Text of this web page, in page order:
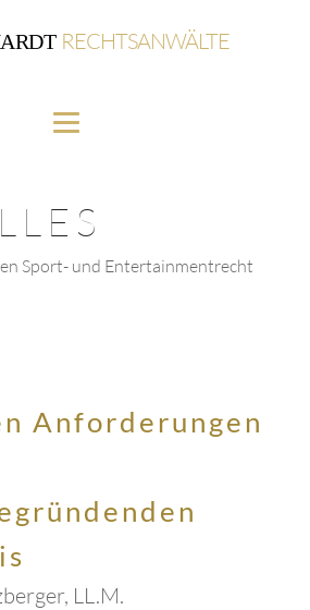
RECHTSANWÄLTE
Sport- und Entertainmentrecht
Anforderungen
LL.M.